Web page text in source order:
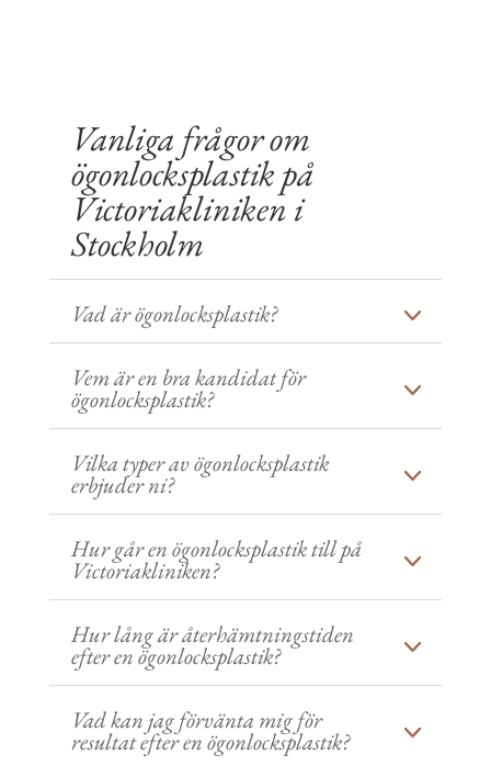
Vanliga frågor om
ögonlocksplastik på
Victoriakliniken i
Stockholm
Vad är ögonlocksplastik?
Vem är en bra kandidat för
ögonlocksplastik?
Vilka typer av ögonlocksplastik
erbjuder ni?
Hur går en ögonlocksplastik till på
Victoriakliniken?
Hur lång är återhämtningstiden
efter en ögonlocksplastik?
Vad kan jag förvänta mig för
resultat efter en ögonlocksplastik?